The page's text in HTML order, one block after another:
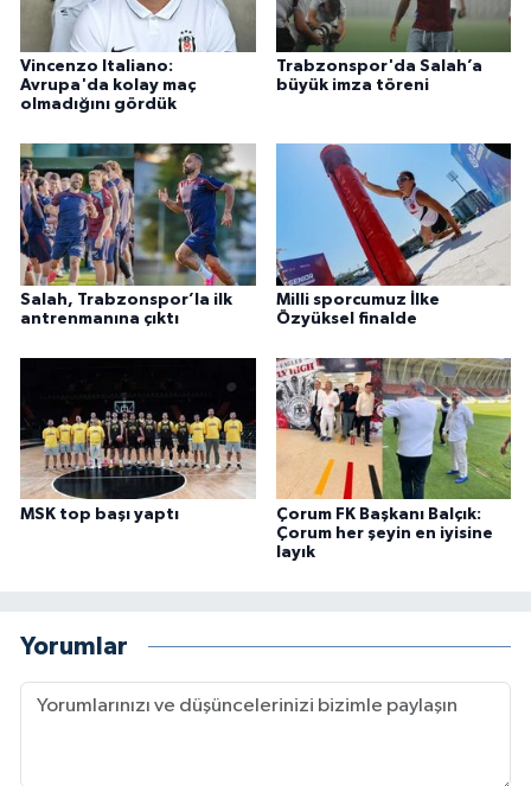
Vincenzo Italiano:
Avrupa'da kolay maç
olmadığını gördük
Trabzonspor'da Salah’a
büyük imza töreni
Salah, Trabzonspor’la ilk
antrenmanına çıktı
Milli sporcumuz İlke
Özyüksel finalde
MSK top başı yaptı
Çorum FK Başkanı Balçık:
Çorum her şeyin en iyisine
layık
Yorumlar